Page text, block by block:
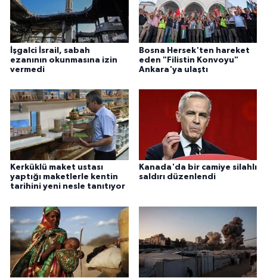
İşgalci İsrail, sabah
ezanının okunmasına izin
vermedi
Bosna Hersek'ten hareket
eden "Filistin Konvoyu"
Ankara'ya ulaştı
Kerküklü maket ustası
yaptığı maketlerle kentin
tarihini yeni nesle tanıtıyor
Kanada'da bir camiye silahlı
saldırı düzenlendi
Karaman Müftülüğü
Kars Müftülüğü
Kastamonu Müftülüğü
Kayseri Müftülüğü
Kilis Müftülüğü
Kırıkkale Müftülüğü
Kırklareli Müftülüğü
Kırşehir Müftülüğü
Kocaeli Müftülüğü